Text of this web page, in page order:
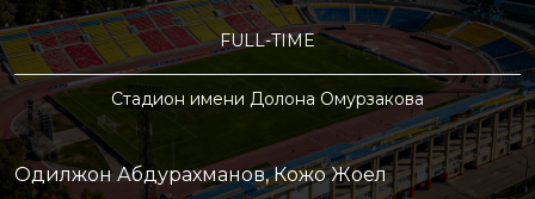
FULL-TIME
Стадион имени Долона Омурзакова
Одилжон Абдурахманов, Кожо Жоел